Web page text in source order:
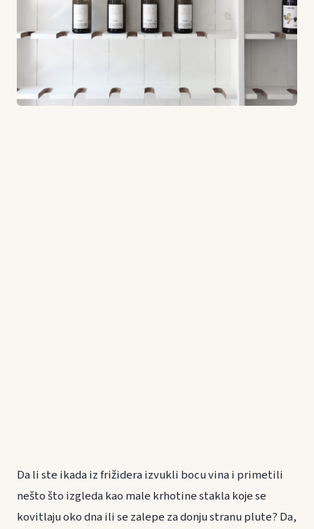
Da li ste ikada iz frižidera izvukli bocu vina i primetili
nešto što izgleda kao male krhotine stakla koje se
kovitlaju oko dna ili se zalepe za donju stranu plute? Da,